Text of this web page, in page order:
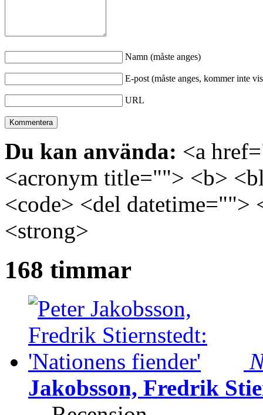
Namn (måste anges)
E-post (måste anges, kommer inte
URL
Du kan använda: <a
<acronym title=""> <b>
<code> <del
<strong>
168 timmar
Jakobsson, Fredrik